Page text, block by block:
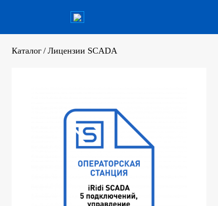
Каталог / Лицензии SCADA